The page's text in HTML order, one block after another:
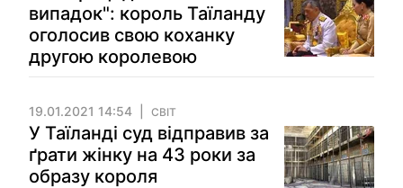
випадок": король Таїланду
оголосив свою коханку
другою королевою
19.01.2021 14:54 СВІТ
У Таїланді суд відправив за
ґрати жінку на 43 роки за
образу короля